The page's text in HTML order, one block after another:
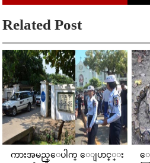
Related Post
ကားအမည္ေပါက္ ေျပာင္္း
ေ